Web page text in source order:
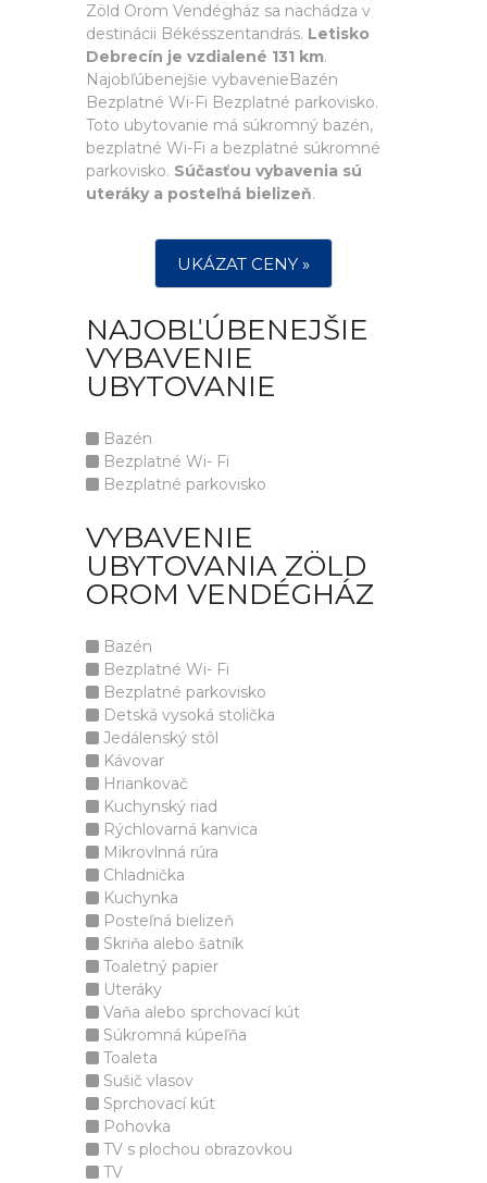
Zöld Orom Vendégház sa nachádza v
destinácii Békésszentandrás. Letisko
Debrecín je vzdialené 131 km.
Najobľúbenejšie vybavenieBazén
Bezplatné Wi-Fi Bezplatné parkovisko.
Toto ubytovanie má súkromný bazén,
bezplatné Wi-Fi a bezplatné súkromné
parkovisko. Súčasťou vybavenia sú
uteráky a posteľná bielizeň.
UKÁZAT CENY »
NAJOBĽÚBENEJŠIE
VYBAVENIE
UBYTOVANIE
Bazén
Bezplatné Wi- Fi
Bezplatné parkovisko
VYBAVENIE
UBYTOVANIA ZÖLD
OROM VENDÉGHÁZ
Bazén
Bezplatné Wi- Fi
Bezplatné parkovisko
Detská vysoká stolička
Jedálenský stôl
Kávovar
Hriankovač
Kuchynský riad
Rýchlovarná kanvica
Mikrovlnná rúra
Chladnička
Kuchynka
Posteľná bielizeň
Skriňa alebo šatník
Toaletný papier
Uteráky
Vaňa alebo sprchovací kút
Súkromná kúpeľňa
Toaleta
Sušič vlasov
Sprchovací kút
Pohovka
TV s plochou obrazovkou
TV